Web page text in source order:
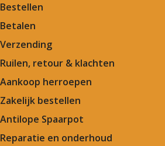
Bestellen
Betalen
Verzending
Ruilen, retour & klachten
Aankoop herroepen
Zakelijk bestellen
Antilope Spaarpot
Reparatie en onderhoud